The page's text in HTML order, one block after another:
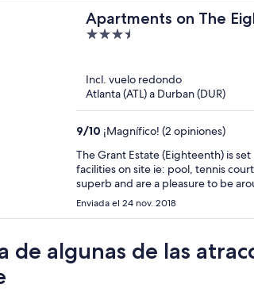
Apartments on The
3.5
5
Incl. vuelo redondo
Atlanta (ATL) a Durban (DUR)
9/10 ¡Magnífico! (2 opiniones)
The Grant Estate (Eighteenth) is
facilities on site ie: pool, tennis
superb and are a pleasure to be
contempary and are beautifully
Enviada el 24 nov. 2018
de algunas de las